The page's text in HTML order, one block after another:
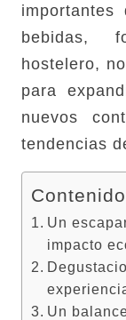
bebidas,
hostelero,
para
nuevos
tendencias
Un
impacto
Un